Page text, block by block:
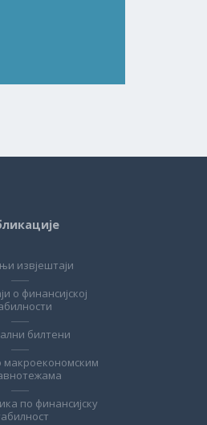
извјештаји
о финансијској
билтени
макроекономским
по финансијску